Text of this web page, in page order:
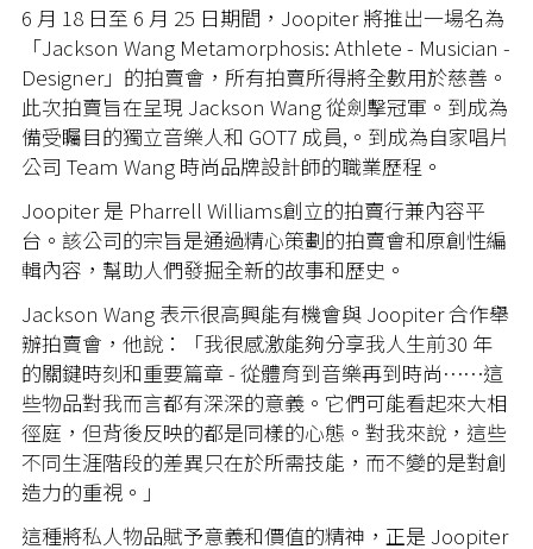
6 月 18 日至 6 月 25 日期間，Joopiter 將推出一場名為
「Jackson Wang Metamorphosis: Athlete - Musician -
Designer」的拍賣會，所有拍賣所得將全數用於慈善。
此次拍賣旨在呈現 Jackson Wang 從劍擊冠軍。到成為
備受矚目的獨立音樂人和 GOT7 成員,。到成為自家唱片
公司 Team Wang 時尚品牌設計師的職業歷程。
Joopiter 是 Pharrell Williams創立的拍賣行兼內容平
台。該公司的宗旨是通過精心策劃的拍賣會和原創性編
輯內容，幫助人們發掘全新的故事和歷史。
Jackson Wang 表示很高興能有機會與 Joopiter 合作舉
辦拍賣會，他說：「我很感激能夠分享我人生前30 年
的關鍵時刻和重要篇章 - 從體育到音樂再到時尚⋯⋯這
些物品對我而言都有深深的意義。它們可能看起來大相
徑庭，但背後反映的都是同樣的心態。對我來說，這些
不同生涯階段的差異只在於所需技能，而不變的是對創
造力的重視。」
這種將私人物品賦予意義和價值的精神，正是 Joopiter